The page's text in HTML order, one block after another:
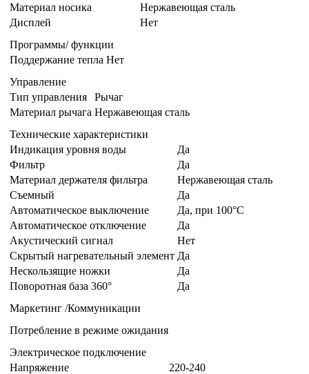
Материал носика
Нержавеющая сталь
Дисплей
Нет
Программы/ функции
Поддержание тепла Нет
Управление
Тип управления
Рычаг
Материал рычага Нержавеющая сталь
Технические характеристики
Индикация уровня воды
Да
Фильтр
Да
Материал держателя фильтра
Нержавеющая сталь
Съемный
Да
Автоматическое выключение
Да, при 100°C
Автоматическое отключение
Да
Акустический сигнал
Нет
Скрытый нагревательный элемент Да
Нескользящие ножки
Да
Поворотная база 360°
Да
Маркетинг /Коммуникации
Потребление в режиме ожидания
Электрическое подключение
Напряжение
220-240